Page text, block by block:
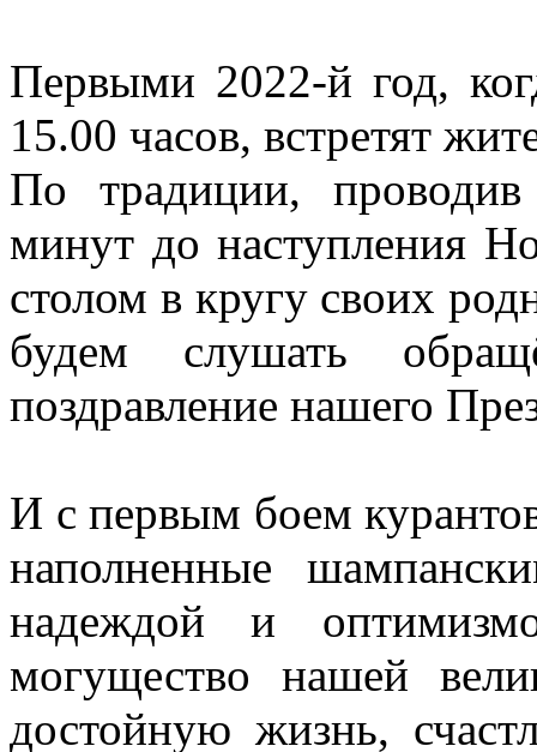
Первыми 2022-й год,
15.00 часов, встретят
По традиции,
минут до наступления
столом в кругу своих
будем слушать
поздравление нашего
И с первым боем
наполненные
надеждой и
могущество нашей
достойную жизнь,